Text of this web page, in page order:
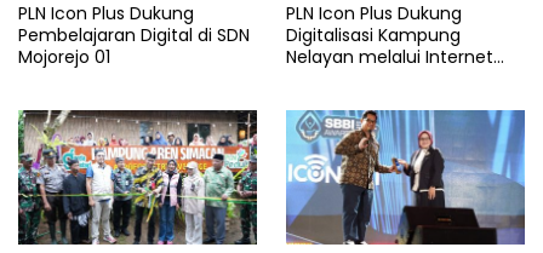
PLN Icon Plus Dukung
Pembelajaran Digital di SDN
Mojorejo 01
PLN Icon Plus Dukung
Digitalisasi Kampung
Nelayan melalui Internet